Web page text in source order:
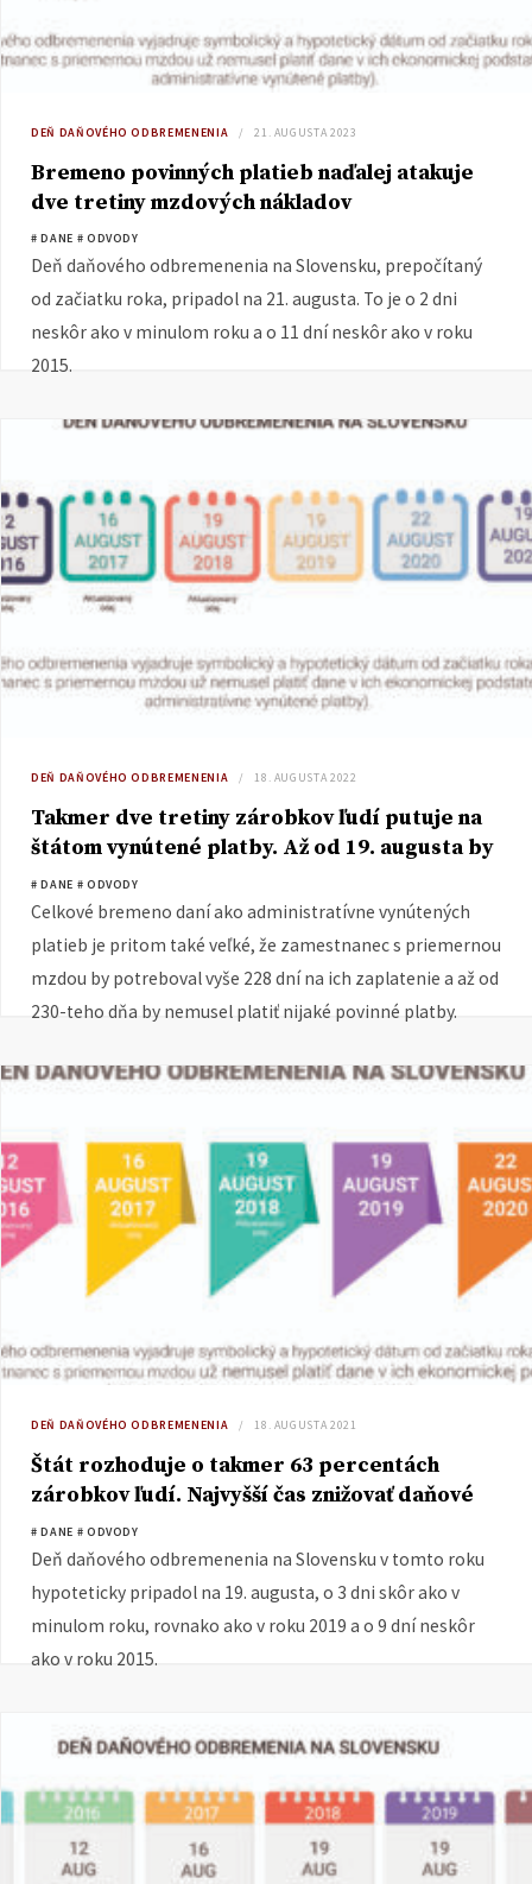
DEŇ DAŇOVÉHO ODBREMENENIA 21. AUGUSTA 2023
Bremeno povinných platieb naďalej atakuje
dve tretiny mzdových nákladov
# DANE # ODVODY
Deň daňového odbremenenia na Slovensku, prepočítaný
od začiatku roka, pripadol na 21. augusta. To je o 2 dni
neskôr ako v minulom roku a o 11 dní neskôr ako v roku
2015.
DEŇ DAŇOVÉHO ODBREMENENIA 18. AUGUSTA 2022
Takmer dve tretiny zárobkov ľudí putuje na
štátom vynútené platby. Až od 19. augusta by
sme sa od nich odbremenili
# DANE # ODVODY
Celkové bremeno daní ako administratívne vynútených
platieb je pritom také veľké, že zamestnanec s priemernou
mzdou by potreboval vyše 228 dní na ich zaplatenie a až od
230-teho dňa by nemusel platiť nijaké povinné platby.
DEŇ DAŇOVÉHO ODBREMENENIA 18. AUGUSTA 2021
Štát rozhoduje o takmer 63 percentách
zárobkov ľudí. Najvyšší čas znižovať daňové
bremeno a vplyv štátu
# DANE # ODVODY
Deň daňového odbremenenia na Slovensku v tomto roku
hypoteticky pripadol na 19. augusta, o 3 dni skôr ako v
minulom roku, rovnako ako v roku 2019 a o 9 dní neskôr
ako v roku 2015.